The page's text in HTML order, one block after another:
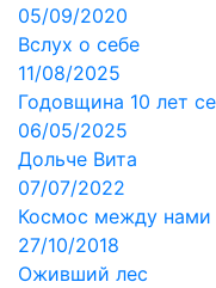
05/09/2020
Вслух о себе
11/08/2025
Годовщина 10 лет
06/05/2025
Дольче Вита
07/07/2022
Космос между нами
27/10/2018
Оживший лес